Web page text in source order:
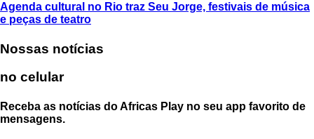
Agenda cultural no Rio traz Seu Jorge, festivais de música
e peças de teatro
Nossas notícias
no celular
Receba as notícias do Africas Play no seu app favorito de
mensagens.